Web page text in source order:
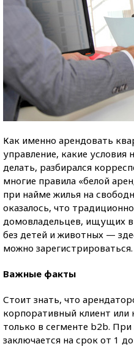
Как именно арендовать
управление, какие условия
делать, разбирался
многие правила «белой
при найме жилья на
оказалось, что
домовладельцев, ищущих
без детей и животных —
можно зарегистрироваться.
Важные факты
Стоит знать, что
корпоративный клиент
только в сегменте b2b.
заключается на срок от 1